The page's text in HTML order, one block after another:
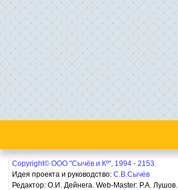
Copyright© ООО "Сычёв и Кº", 1994 - 2153.
Идея проекта и руководство: С.В.Сычёв
Редактор: О.И. Дейнега. Web-Master: Р.А. Лушов.